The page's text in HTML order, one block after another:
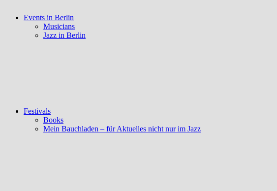
Events in Berlin
Musicians
Jazz in Berlin
Festivals
Books
Mein Bauchladen – für Aktuelles nicht nur im Jazz